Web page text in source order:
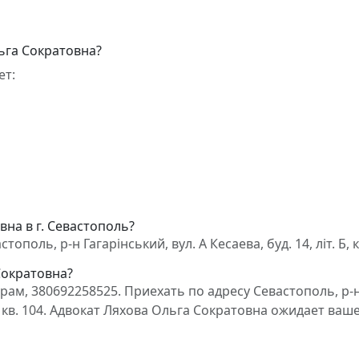
Сократовна?
в г. Севастополь?
р-н Гагарінський, вул. А Кесаева, буд. 14, літ. Б,
380692258525. Приехать по адресу Севастополь, р-
кв. 104. Адвокат Ляхова Ольга Сократовна ожидает